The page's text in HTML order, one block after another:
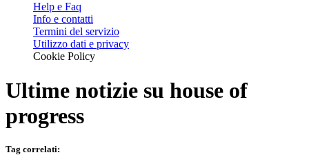
Help e Faq
Info e contatti
Termini del servizio
Utilizzo dati e privacy
Cookie Policy
Ultime notizie su house of
progress
Tag correlati: